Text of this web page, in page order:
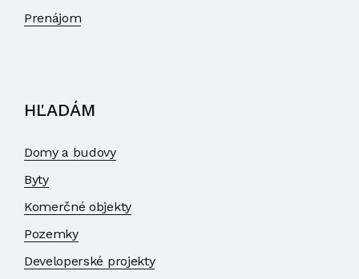
Prenájom
HĽADÁM
Domy a budovy
Byty
Komerčné objekty
Pozemky
Developerské projekty